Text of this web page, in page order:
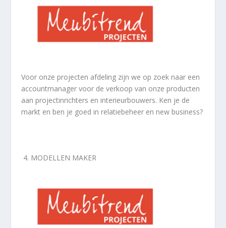
Voor onze projecten afdeling zijn we op zoek naar een
accountmanager voor de verkoop van onze producten
aan projectinrichters en interieurbouwers. Ken je de
markt en ben je goed in relatiebeheer en new business?
4. MODELLEN MAKER